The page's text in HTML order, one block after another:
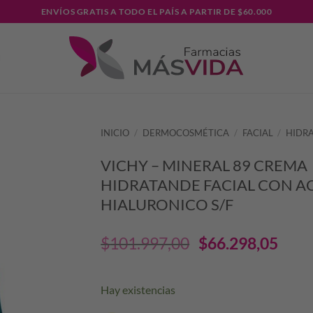
ENVÍOS GRATIS A TODO EL PAÍS A PARTIR DE $60.000
INICIO / DERMOCOSMÉTICA / FACIAL /
VICHY – MINERAL 89 CREMA
HIDRATANDE FACIAL CON
HIALURONICO S/F
$101.997,00 El
$66.298,05
Hay existencias